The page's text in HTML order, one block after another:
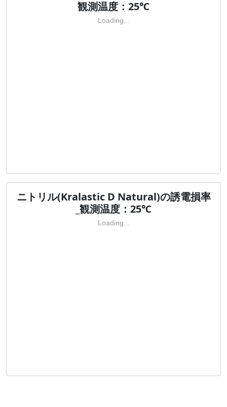
観測温度：25℃
Loading...
ニトリル(Kralastic D Natural)の誘電損率
_観測温度：25℃
Loading...